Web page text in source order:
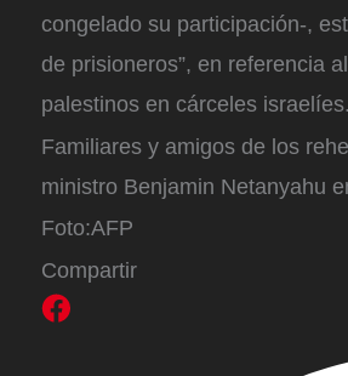
congelado su participación-,
de prisioneros”, en referencia
palestinos en cárceles israelíes.
Familiares y amigos de los
ministro Benjamin Netanyahu
Foto:AFP
Compartir